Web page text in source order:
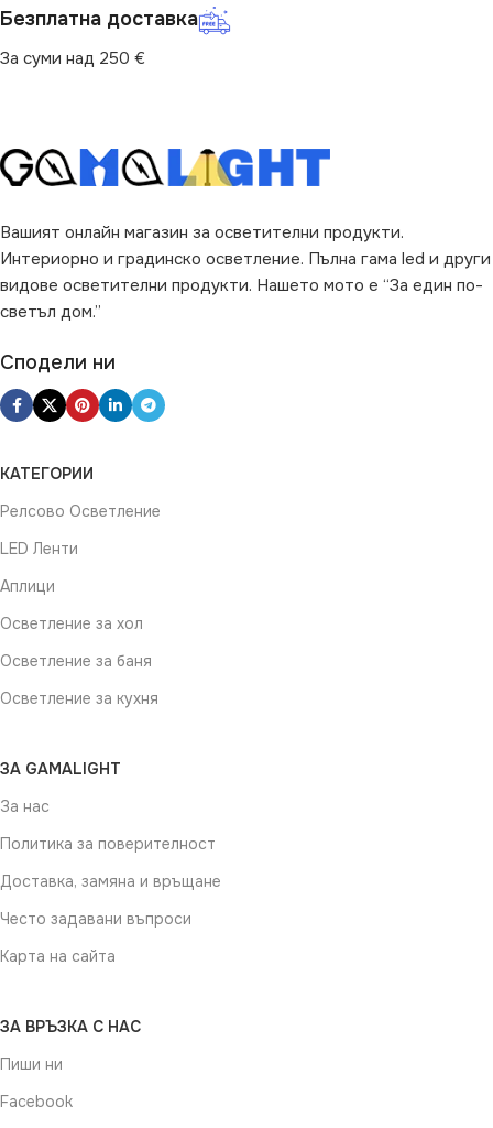
ВИД LED
Безплатна доставка
За суми над 250 €
Вашият онлайн магазин за осветителни продукти.
Интериорно и градинско осветление. Пълна гама led и други
видове осветителни продукти. Нашето мото е “За един по-
светъл дом.”
Сподели ни
КАТЕГОРИИ
Релсово Осветление
LED Ленти
Аплици
Осветление за хол
Осветление за баня
Осветление за кухня
ЗА GAMALIGHT
За нас
Политика за поверителност
Доставка, замяна и връщане
Често задавани въпроси
Карта на сайта
ЗА ВРЪЗКА С НАС
Пиши ни
Facebook